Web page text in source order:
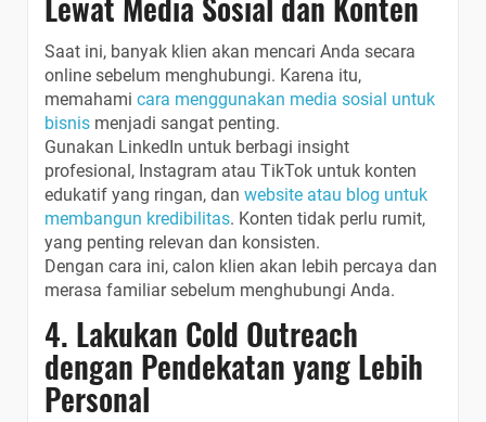
Saat ini, banyak klien akan mencari Anda secara
online sebelum menghubungi. Karena itu,
memahami cara menggunakan media sosial untuk
bisnis menjadi sangat penting.
Gunakan LinkedIn untuk berbagi insight
profesional, Instagram atau TikTok untuk konten
edukatif yang ringan, dan website atau blog untuk
membangun kredibilitas. Konten tidak perlu rumit,
yang penting relevan dan konsisten.
Dengan cara ini, calon klien akan lebih percaya dan
merasa familiar sebelum menghubungi Anda.
4. Lakukan Cold Outreach
dengan Pendekatan yang Lebih
Personal